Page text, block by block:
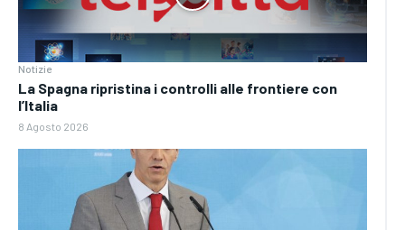
Notizie
La Spagna ripristina i controlli alle frontiere con
l’Italia
8 Agosto 2026